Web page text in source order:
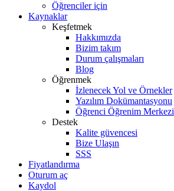
Öğrenciler için
Kaynaklar
Keşfetmek
Hakkımızda
Bizim takım
Durum çalışmaları
Blog
Öğrenmek
İzlenecek Yol ve Örnekler
Yazılım Dokümantasyonu
Öğrenci Öğrenim Merkezi
Destek
Kalite güvencesi
Bize Ulaşın
SSS
Fiyatlandırma
Oturum aç
Kaydol